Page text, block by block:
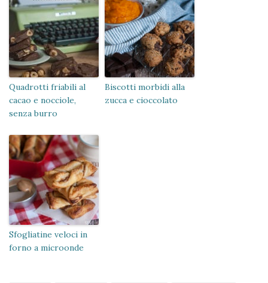
Quadrotti friabili al
cacao e nocciole,
senza burro
Biscotti morbidi alla
zucca e cioccolato
Sfogliatine veloci in
forno a microonde